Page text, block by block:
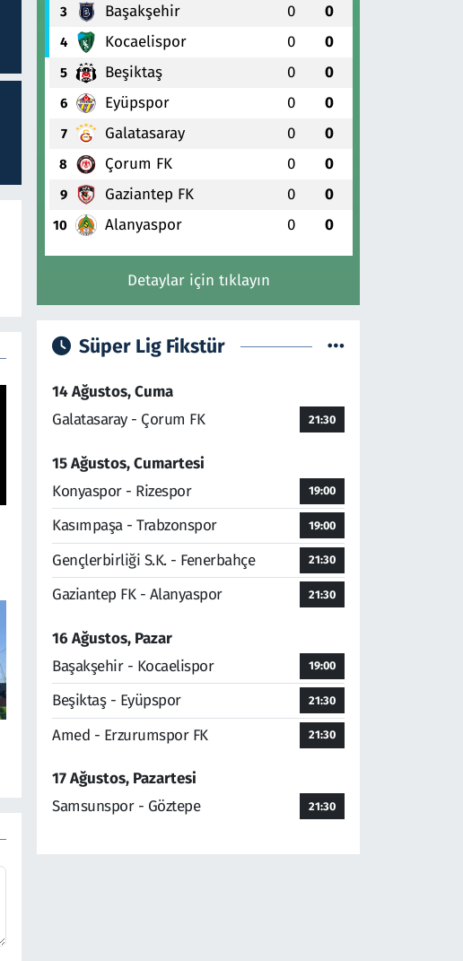
3 Başakşehir 0 0
4 Kocaelispor 0 0
5 Beşiktaş 0 0
6 Eyüpspor 0 0
7 Galatasaray 0 0
8 Çorum FK 0 0
9 Gaziantep FK 0 0
10 Alanyaspor 0 0
Detaylar için tıklayın
Süper Lig Fikstür
14 Ağustos, Cuma
Galatasaray - Çorum FK
21:30
15 Ağustos, Cumartesi
Konyaspor - Rizespor
19:00
Kasımpaşa - Trabzonspor 19:00
Gençlerbirliği S.K. - Fenerbahçe 21:30
Gaziantep FK - Alanyaspor 21:30
16 Ağustos, Pazar
Başakşehir - Kocaelispor
19:00
Beşiktaş - Eyüpspor 21:30
Amed - Erzurumspor FK 21:30
17 Ağustos, Pazartesi
Samsunspor - Göztepe
21:30